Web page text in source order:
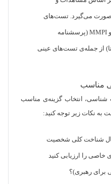
صورت می‌گیرد. تست‌های
رورشاخ (تعبیر لکه‌های جوهر) و MMPI (پرسشنامه
از جمله‌ی تست‌های عینی
مناسب
انتخاب گزینه‌ی مناسب
به نکات زیر توجه کنید:
شناخت کلی شخصیت
خاصی را ارزیابی کنید
برای رهبری)؟